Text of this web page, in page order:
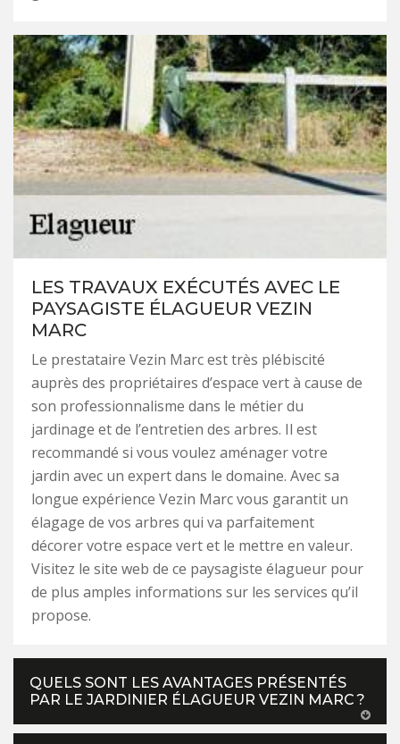
LES TRAVAUX EXÉCUTÉS AVEC LE
PAYSAGISTE ÉLAGUEUR VEZIN
MARC
Le prestataire Vezin Marc est très plébiscité
auprès des propriétaires d’espace vert à cause de
son professionnalisme dans le métier du
jardinage et de l’entretien des arbres. Il est
recommandé si vous voulez aménager votre
jardin avec un expert dans le domaine. Avec sa
longue expérience Vezin Marc vous garantit un
élagage de vos arbres qui va parfaitement
décorer votre espace vert et le mettre en valeur.
Visitez le site web de ce paysagiste élagueur pour
de plus amples informations sur les services qu’il
propose.
QUELS SONT LES AVANTAGES PRÉSENTÉS
PAR LE JARDINIER ÉLAGUEUR VEZIN MARC ?